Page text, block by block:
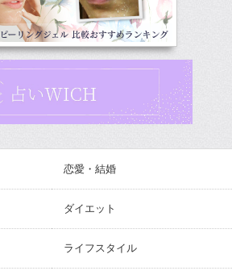
恋愛・結婚
ダイエット
ライフスタイル